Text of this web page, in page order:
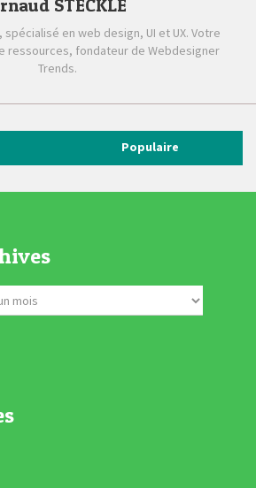
STECKLE
en web design, UI et UX. Votre
ressources, fondateur de Webdesigner
Trends.
Populaire